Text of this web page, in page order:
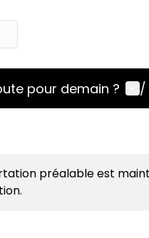
pour demain ? /
préalable est